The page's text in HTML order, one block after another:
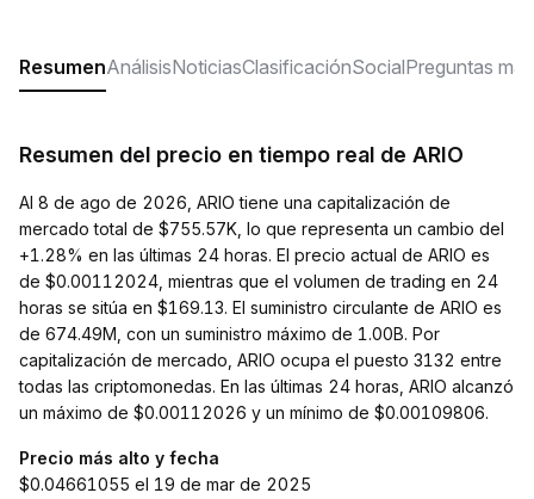
ResumenAnálisisNoticiasClasificaciónSocialPreguntas
Resumen del precio en tiempo real de ARIO
Al 8 de ago de 2026, ARIO tiene una capitalización de
mercado total de $755.57K, lo que representa un cambio del
+1.28% en las últimas 24 horas. El precio actual de ARIO es
de $0.00112024, mientras que el volumen de trading en 24
horas se sitúa en $169.13. El suministro circulante de ARIO es
de 674.49M, con un suministro máximo de 1.00B. Por
capitalización de mercado, ARIO ocupa el puesto 3132 entre
todas las criptomonedas. En las últimas 24 horas, ARIO alcanzó
un máximo de $0.00112026 y un mínimo de $0.00109806.
Precio más alto y fecha
$0.04661055 el 19 de mar de 2025